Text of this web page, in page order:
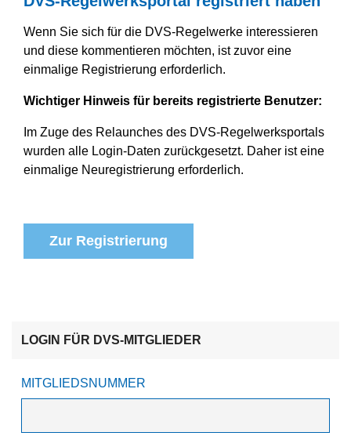
Wenn Sie sich für die DVS-Regelwerke interessieren
und diese kommentieren möchten, ist zuvor eine
einmalige Registrierung erforderlich.
Wichtiger Hinweis für bereits registrierte Benutzer:
Im Zuge des Relaunches des DVS-Regelwerksportals
wurden alle Login-Daten zurückgesetzt. Daher ist eine
einmalige Neuregistrierung erforderlich.
Zur Registrierung
LOGIN FÜR DVS-MITGLIEDER
MITGLIEDSNUMMER